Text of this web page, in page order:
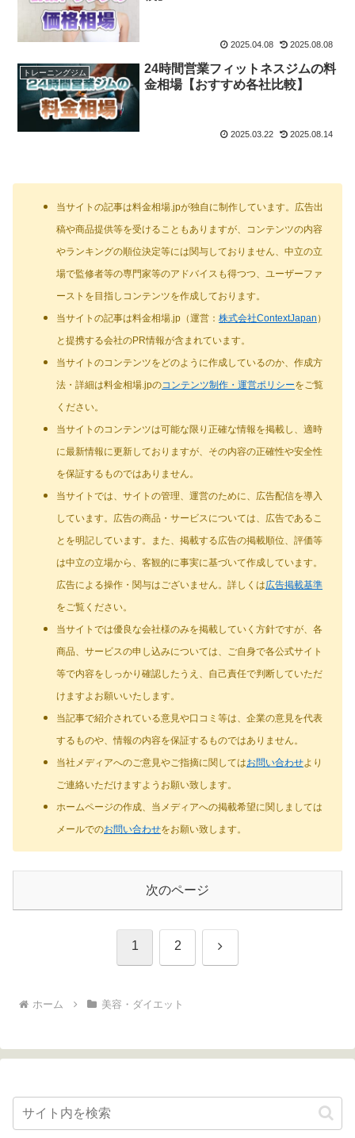
2025.04.08 2025.08.08
トレーニングジム
24時間営業フィットネスジムの料
金相場【おすすめ各社比較】
2025.03.22 2025.08.14
当サイトの記事は料金相場.jpが独自に制作しています。広告出
稿や商品提供等を受けることもありますが、コンテンツの内容
やランキングの順位決定等には関与しておりません、中立の立
場で監修者等の専門家等のアドバイスも得つつ、ユーザーファ
ーストを目指しコンテンツを作成しております。
当サイトの記事は料金相場.jp（運営： 株式会社ContextJapan ）
と提携する会社のPR情報が含まれています。
当サイトのコンテンツをどのように作成しているのか、作成方
法・詳細は料金相場.jpのコンテンツ制作・運営ポリシーをご覧
ください。
当サイトのコンテンツは可能な限り正確な情報を掲載し、適時
に最新情報に更新しておりますが、その内容の正確性や安全性
を保証するものではありません。
当サイトでは、サイトの管理、運営のために、広告配信を導入
しています。広告の商品・サービスについては、広告であるこ
とを明記しています。また、掲載する広告の掲載順位、評価等
は中立の立場から、客観的に事実に基づいて作成しています。
広告による操作・関与はございません。詳しくは広告掲載基準
をご覧ください。
当サイトでは優良な会社様のみを掲載していく方針ですが、各
商品、サービスの申し込みについては、ご自身で各公式サイト
等で内容をしっかり確認したうえ、自己責任で判断していただ
けますよお願いいたします。
当記事で紹介されている意見や口コミ等は、企業の意見を代表
するものや、情報の内容を保証するものではありません。
当社メディアへのご意見やご指摘に関してはお問い合わせより
ご連絡いただけますようお願い致します。
ホームページの作成、当メディアへの掲載希望に関しましては
メールでのお問い合わせをお願い致します。
次のページ
1 2 次
ホーム 美容・ダイエット